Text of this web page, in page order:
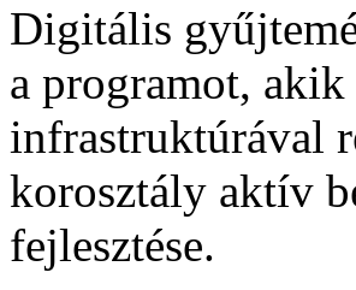
Digitális
a programot, akik
infrastruktúrával
korosztály aktív
fejlesztése.